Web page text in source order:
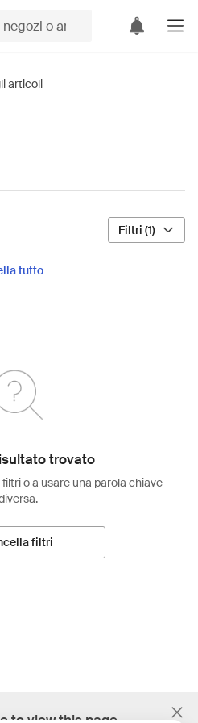
articoli
Filtri (1)
tutto
trovato
o a usare una parola chiave
filtri